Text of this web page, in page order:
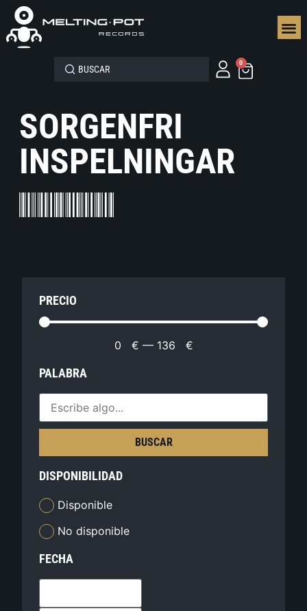
0
SORGENFRI
INSPELNINGAR
PRECIO
0 € — 136 €
PALABRA
BUSCAR
DISPONIBILIDAD
Disponible
No disponible
FECHA